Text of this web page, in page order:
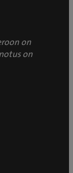
on
on